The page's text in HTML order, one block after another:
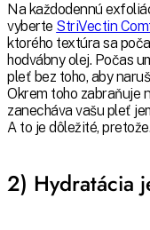
Na každodennú
vyberte StriVectin
ktorého textúra sa
hodvábny olej. Počas
pleť bez toho, aby
Okrem toho zabraňuje
zanecháva vašu pleť
A to je dôležité,
2) Hydratácia